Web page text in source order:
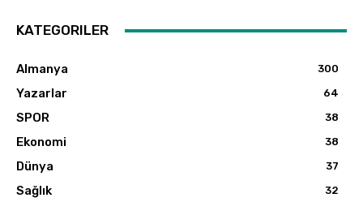
KATEGORILER
Almanya 300
Yazarlar 64
SPOR 38
Ekonomi 38
Dünya 37
Sağlık 32